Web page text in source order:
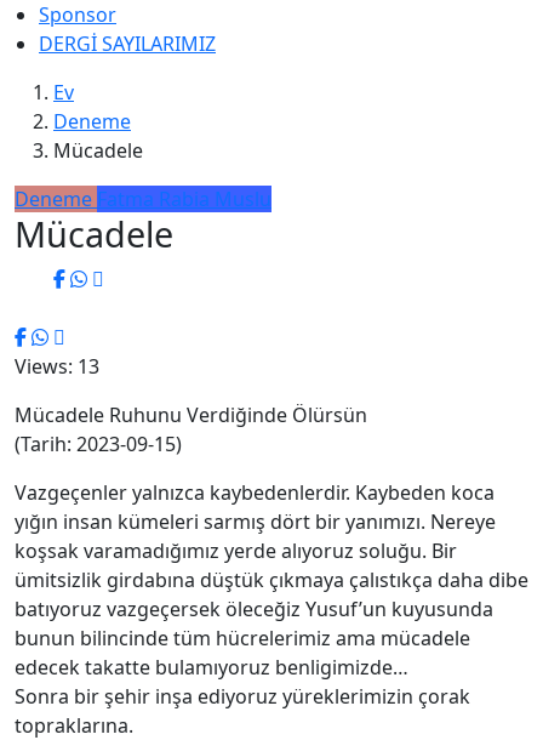
Sponsor
DERGİ SAYILARIMIZ
Ev
Deneme
Mücadele
Deneme Fatma Rabia Muslu
Mücadele
Views: 13
Mücadele Ruhunu Verdiğinde Ölürsün
(Tarih: 2023-09-15)
Vazgeçenler yalnızca kaybedenlerdir. Kaybeden koca
yığın insan kümeleri sarmış dört bir yanımızı. Nereye
koşsak varamadığımız yerde alıyoruz soluğu. Bir
ümitsizlik girdabına düştük çıkmaya çalıstıkça daha dibe
batıyoruz vazgeçersek öleceğiz Yusuf’un kuyusunda
bunun bilincinde tüm hücrelerimiz ama mücadele
edecek takatte bulamıyoruz benligimizde…
Sonra bir şehir inşa ediyoruz yüreklerimizin çorak
topraklarına.